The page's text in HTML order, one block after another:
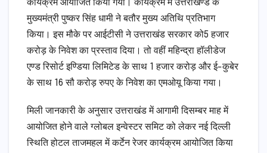
कार्यक्रम आयोजित किया गया। कार्यक्रम में उत्तराखण्ड के
मुख्यमंत्री पुष्कर सिंह धामी ने बतौर मुख्य अतिथि प्रतिभाग
किया। इस मौके पर आईटीसी ने उत्तराखंड सरकार को5 हजार
करोड़ के निवेश का प्रस्ताव दिया। तो वहीं महिन्द्रा हॉलीडेज
एण्ड रिसोर्ट इण्डिया लिमिटेड के साथ 1 हजार करोड़ और ई-कुबेर
के साथ 16 सौ करोड़ रुपए के निवेश का एमओयू किया गया।
मिली जानकारी के अनुसार उत्तराखंड में आगामी दिसम्बर माह में
आयोजित होने वाले ग्लोबल इन्वेस्टर समिट को लेकर नई दिल्ली
स्थिति होटल ताजमहल में कर्टेन रेजर कार्यक्रम आयोजित किया